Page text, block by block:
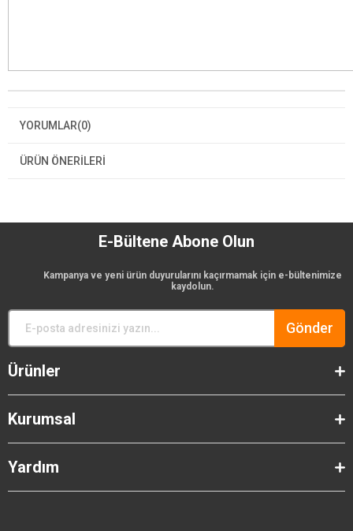
YORUMLAR(0)
ÜRÜN ÖNERILERI
E-Bültene Abone Olun
Kampanya ve yeni ürün duyurularını kaçırmamak için e-bültenimize
kaydolun.
Gönder
Ürünler
Kurumsal
Yardım